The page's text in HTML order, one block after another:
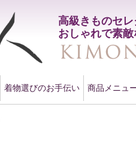
高級きものセ
おしゃれで素
着物選びのお手伝い 商品メニュ